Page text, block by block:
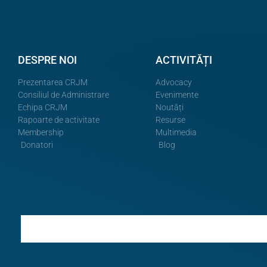
DESPRE NOI
Prezentarea CRJM
Consiliul de Administrare
Echipa CRJM
Rapoarte de activitate
Membership
Donatori
ACTIVITĂȚI
Advocacy
Evenimente
Noutăți
Resurse
Multimedia
Blog